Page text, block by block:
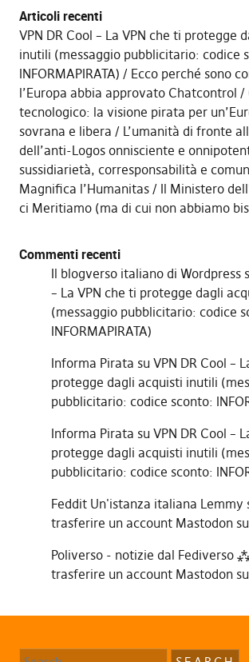
Articoli recenti
VPN DR Cool – La VPN che ti protegge
inutili (messaggio pubblicitario: codice
INFORMAPIRATA)
Ecco perché sono
l’Europa abbia approvato Chatcontrol
tecnologico: la visione pirata per
sovrana e libera
L’umanità di fronte
dell’anti-Logos onnisciente e
sussidiarietà, corresponsabilità e
Magnifica l’Humanitas
Il Ministero
ci Meritiamo (ma di cui non abbiamo
Commenti recenti
Il blogverso italiano di Wordpress
– La VPN che ti protegge dagli
(messaggio pubblicitario: codice
INFORMAPIRATA)
Informa Pirata su VPN DR Cool –
protegge dagli acquisti inutili
pubblicitario: codice sconto:
Informa Pirata su VPN DR Cool –
protegge dagli acquisti inutili
pubblicitario: codice sconto:
Feddit Un'istanza italiana Lemmy
trasferire un account Mastodon
Poliverso - notizie dal Fediverso
trasferire un account Mastodon